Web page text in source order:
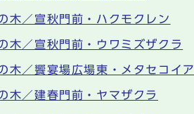
木／宣秋門前・ハクモクレン
木／宣秋門前・ウワミズザクラ
木／饗宴場広場東・メタセコイア
木／建春門前・ヤマザクラ